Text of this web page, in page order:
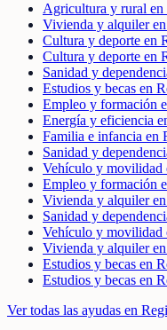
Agricultura y rural
Vivienda y alquiler
Cultura y deporte en
Cultura y deporte en
Sanidad y
Estudios y becas en
Empleo y formación
Energía y eficiencia
Familia e infancia en
Sanidad y
Vehículo y movilidad
Empleo y formación
Vivienda y alquiler
Sanidad y
Vehículo y movilidad
Vivienda y alquiler
Estudios y becas en
Estudios y becas en
Ver todas las ayudas en